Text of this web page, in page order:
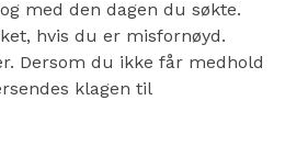
med den dagen du søkte.
hvis du er misfornøyd.
Dersom du ikke får medhold
klagen til